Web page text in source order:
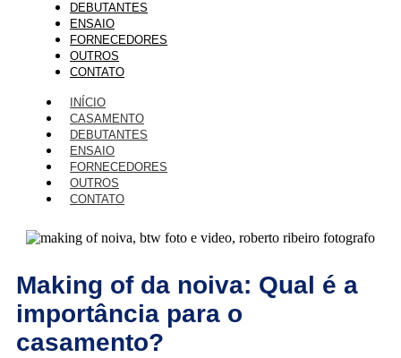
DEBUTANTES
ENSAIO
FORNECEDORES
OUTROS
CONTATO
INÍCIO
CASAMENTO
DEBUTANTES
ENSAIO
FORNECEDORES
OUTROS
CONTATO
Making of da noiva: Qual é a
importância para o
casamento?